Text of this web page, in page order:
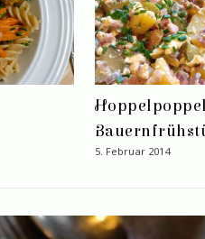
5. Februar 2014